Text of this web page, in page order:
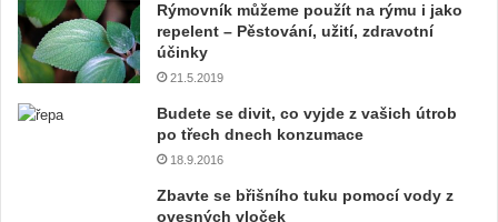
v
a
š
í
e
Rýmovník můžeme použít na rýmu i jako
repelent – Pěstování, užití, zdravotní
účinky
21.5.2019
Budete se divit, co vyjde z vašich útrob
po třech dnech konzumace
18.9.2016
Zbavte se břišního tuku pomocí vody z
ovesných vloček